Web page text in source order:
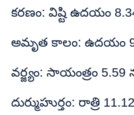
కరణం: విష్టి ఉదయం
అమృత కాలం: ఉదయం
వర్జ్యం: సాయంత్రం 5.59
దుర్ముహుర్తం: రాత్రి